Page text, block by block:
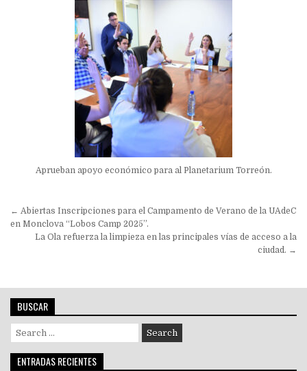
Aprueban apoyo económico para al Planetarium Torreón.
Navegación
de
entradas
← Abiertas Inscripciones para el Campamento de Verano de la UAdeC
en Monclova “Lobos Camp 2025”.
La Ola refuerza la limpieza en las principales vías de acceso a la
ciudad. →
BUSCAR
Search
for:
ENTRADAS RECIENTES